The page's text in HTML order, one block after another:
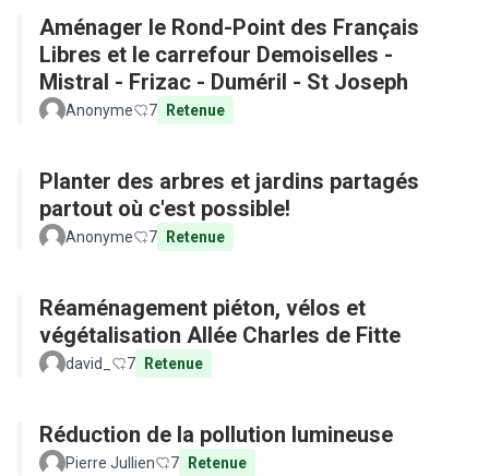
Aménager le Rond-Point des Français
Libres et le carrefour Demoiselles -
Mistral - Frizac - Duméril - St Joseph
Anonyme 7 Retenue
Planter des arbres et jardins partagés
partout où c'est possible!
Anonyme 7 Retenue
Réaménagement piéton, vélos et
végétalisation Allée Charles de Fitte
david_ 7 Retenue
Réduction de la pollution lumineuse
Pierre Jullien 7 Retenue